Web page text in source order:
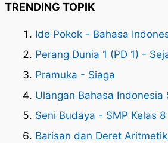
TRENDING TOPIK
Ide Pokok - Bahasa
Perang Dunia 1 (PD 1) -
Pramuka - Siaga
Ulangan Bahasa Indonesia
Seni Budaya - SMP Kelas 8
Barisan dan Deret